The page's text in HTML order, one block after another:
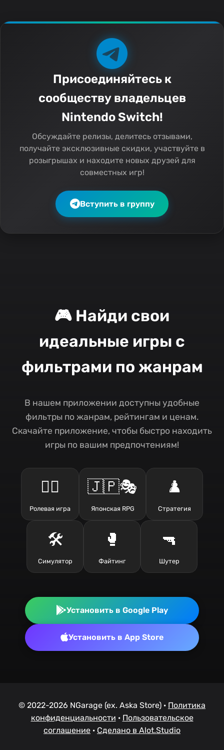
Присоединяйтесь к
сообществу владельцев
Nintendo Switch!
Обсуждайте релизы, делитесь отзывами,
получайте эксклюзивные скидки, участвуйте в
розыгрышах и находите новых друзей для
совместных игр!
Вступить в группу
🎮 Найди свои
идеальные игры с
фильтрами по жанрам
В нашем приложении доступны удобные
фильтры по жанрам, рейтингам и ценам.
Скачайте приложение, чтобы быстро находить
игры по вашим предпочтениям!
🧙‍♂️
Ролевая игра
🇯🇵🎭
Японская RPG
♟️
Стратегия
🛠️
Симулятор
🥊
Файтинг
🔫
Шутер
Установить в Google Play
Установить в App Store
© 2022-2026 NGarage (ex. Aska Store) · Политика
конфиденциальности · Пользовательское
соглашение · Сделано в Alot.Studio